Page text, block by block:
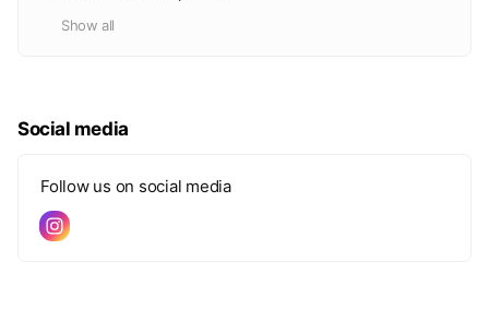
Show all
Social media
Follow us on social media